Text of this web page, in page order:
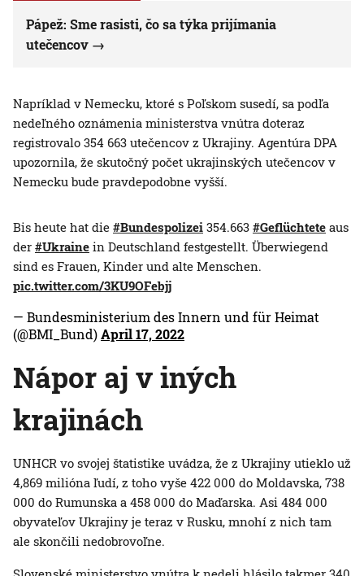
Pápež: Sme rasisti, čo sa týka prijímania
utečencov
Napríklad v Nemecku, ktoré s Poľskom susedí, sa podľa
nedeľného oznámenia ministerstva vnútra doteraz
registrovalo 354 663 utečencov z Ukrajiny. Agentúra DPA
upozornila, že skutočný počet ukrajinských utečencov v
Nemecku bude pravdepodobne vyšší.
Bis heute hat die #Bundespolizei 354.663 #Geflüchtete aus
der #Ukraine in Deutschland festgestellt. Überwiegend
sind es Frauen, Kinder und alte Menschen.
pic.twitter.com/3KU9OFebjj
— Bundesministerium des Innern und für Heimat
(@BMI_Bund)April 17, 2022
Nápor aj v iných
krajinách
UNHCR vo svojej štatistike uvádza, že z Ukrajiny utieklo už
4,869 milióna ľudí, z toho vyše 422 000 do Moldavska, 738
000 do Rumunska a 458 000 do Maďarska. Asi 484 000
obyvateľov Ukrajiny je teraz v Rusku, mnohí z nich tam
ale skončili nedobrovoľne.